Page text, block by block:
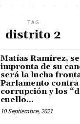
TAG
distrito 2
Matías Ramírez,
impronta de su
será la lucha
Parlamento contra
corrupción y los
cuello...
10 Septiembre, 2021